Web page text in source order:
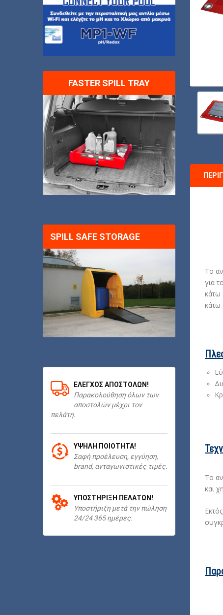
FASTER SPILL TRAY
SPILL SAFE STORAGE
ΈΛΕΓΧΟΣ ΑΠΟΣΤΟΛΏΝ!
Παρακολούθηση όλων των
αποστολών μέχρι τον
πελάτη.
ΥΨΗΛΉ ΠΟΙΌΤΗΤΑ!
Σαφή προέλευση, εγγύηση,
brand, ανταγωνιστικές τιμές.
ΥΠΟΣΤΉΡΙΞΗ ΠΕΛΑΤΏΝ!
Υποστήριξη μετά την πώληση
24/24 365 ημέρες.
To
για
κάτω
κάτω
Το
και